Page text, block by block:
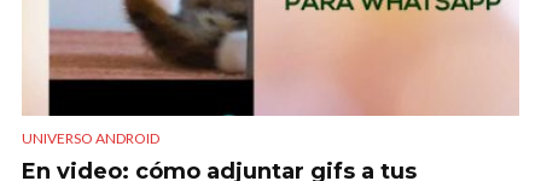
UNIVERSO ANDROID
En video: cómo adjuntar gifs a tus